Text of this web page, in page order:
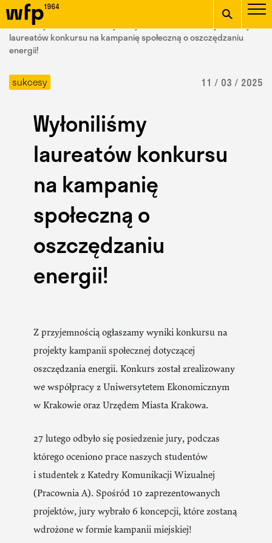
Oficjalna witryna
Wydziału Form
Przemysłowych ASP w
Krakowie
/ Wydział Form Przemysłowych /
laureatów konkursu na kampanię społeczną o oszczędzaniu
energii!
sukcesy 11 / 03 / 2025
Wyłoniliśmy
laureatów konkursu
na kampanię
społeczną o
oszczędzaniu
energii!
Z przyjemnością ogłaszamy wyniki konkursu na
projekty kampanii społecznej dotyczącej
oszczędzania energii. Konkurs został zrealizowany
we współpracy z Uniwersytetem Ekonomicznym
w Krakowie oraz Urzędem Miasta Krakowa.
27 lutego odbyło się posiedzenie jury, podczas
którego oceniono prace naszych studentów
i studentek z Katedry Komunikacji Wizualnej
(Pracownia A). Spośród 10 zaprezentowanych
projektów, jury wybrało 6 koncepcji, które zostaną
wdrożone w formie kampanii miejskiej!